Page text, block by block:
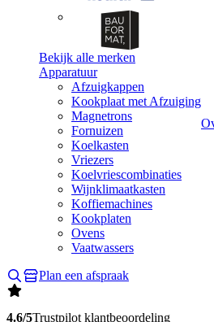
Bekijk alle merken
Apparatuur
Afzuigkappen
Kookplaat met Afzuiging
Magnetrons
Fornuizen
Koelkasten
Vriezers
Koelvriescombinaties
Wijnklimaatkasten
Koffiemachines
Kookplaten
Ovens
Vaatwassers
Plan een afspraak
4.6/5Trustpilot klantbeoordeling